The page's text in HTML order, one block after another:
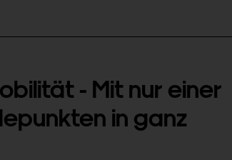
- Mit nur einer
in ganz